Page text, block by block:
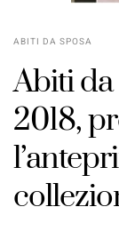
ABITI DA SPOSA
Abiti da
2018,